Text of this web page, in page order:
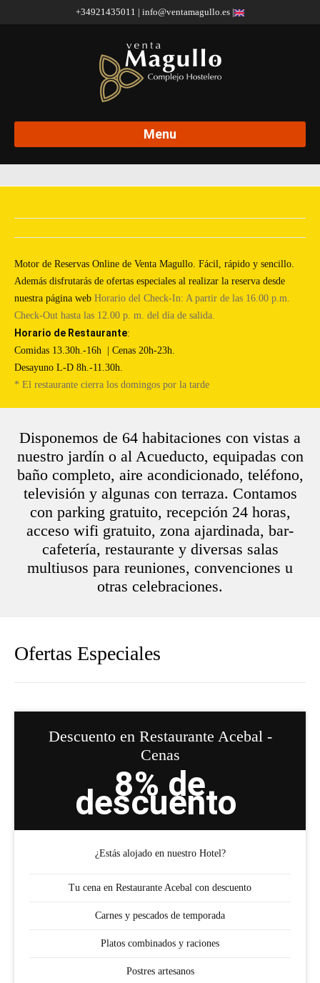
+34921435011 | info@ventamagullo.es |
Menu
Motor de Reservas Online de Venta Magullo. Fácil, rápido y sencillo.
Además disfrutarás de ofertas especiales al realizar la reserva desde
nuestra página web Horario del Check-In: A partir de las 16.00 p.m.
Check-Out hasta las 12.00 p. m. del día de salida.
Horario de Restaurante:
Comidas 13.30h.-16h | Cenas 20h-23h.
Desayuno L-D 8h.-11.30h.
* El restaurante cierra los domingos por la tarde
Disponemos de 64 habitaciones con vistas a
nuestro jardín o al Acueducto, equipadas con
baño completo, aire acondicionado, teléfono,
televisión y algunas con terraza. Contamos
con parking gratuito, recepción 24 horas,
acceso wifi gratuito, zona ajardinada, bar-
cafetería, restaurante y diversas salas
multiusos para reuniones, convenciones u
otras celebraciones.
Ofertas Especiales
Descuento en Restaurante Acebal -
Cenas
8% de
descuento
¿Estás alojado en nuestro Hotel?
Tu cena en Restaurante Acebal con descuento
Carnes y pescados de temporada
Platos combinados y raciones
Postres artesanos